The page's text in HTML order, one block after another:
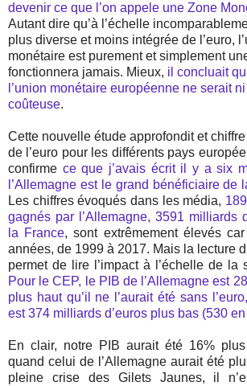
devenir ce que l’on appele une Zone
Autant dire qu’à l’échelle
plus diverse et moins intégrée de l’euro,
monétaire est purement et simplement
fonctionnera jamais. Mieux, il concluait
l’union monétaire européenne ne serait
coûteuse.
Cette nouvelle étude approfondit et
de l’euro pour les différents pays
confirme ce que j’avais écrit il y a six
l’Allemagne est le grand bénéficiaire de
Les chiffres évoqués dans les média,
gagnés par l’Allemagne, 3591 milliards
la France, sont extrêmement élevés
années, de 1999 à 2017. Mais la lecture
permet de lire l’impact à l’échelle de la
Pour le CEP, le PIB de l’Allemagne est
plus haut qu’il ne l’aurait été sans
est 374 milliards d’euros plus bas (530
En clair, notre PIB aurait été 16% plus
quand celui de l’Allemagne aurait été
pleine crise des Gilets Jaunes, il